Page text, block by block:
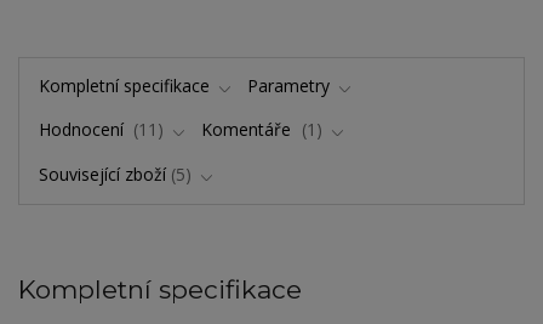
Kompletní specifikace
Parametry
Hodnocení
11 Komentáře
1
Související zboží 5
Kompletní specifikace